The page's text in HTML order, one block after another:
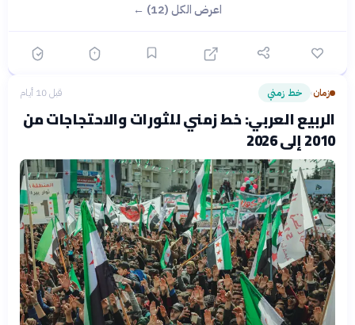
اعرض الكل (12) ←
زمان› خط زمني قبل 10 أيام
الربيع العربي: خط زمني للثورات والاحتجاجات من
2010 إلى 2026